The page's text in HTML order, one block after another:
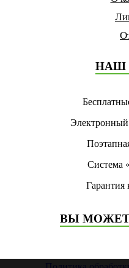
НАШ
Электронный
Система
Гарантия
ВЫ